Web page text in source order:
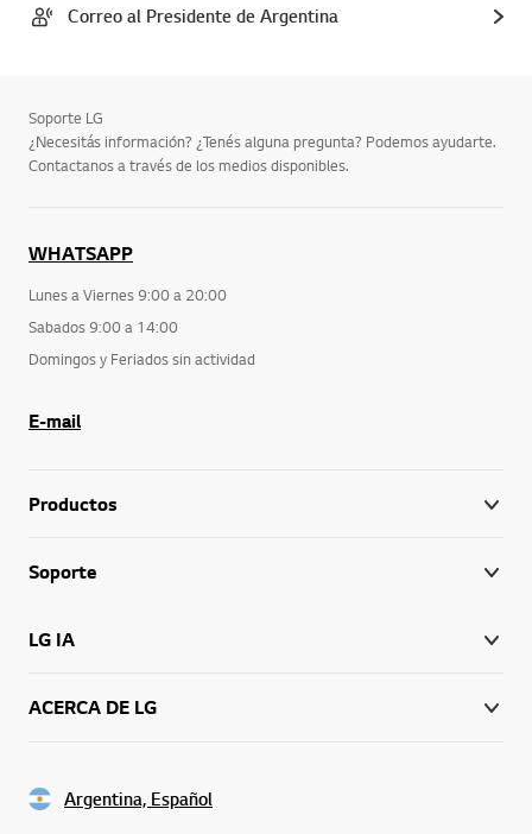
Correo al Presidente de Argentina
Soporte LG
¿Necesitás información? ¿Tenés alguna pregunta? Podemos ayudarte.
Contactanos a través de los medios disponibles.
WHATSAPP
Lunes a Viernes 9:00 a 20:00
Sabados 9:00 a 14:00
Domingos y Feriados sin actividad
E-mail
Productos
Soporte
LG IA
ACERCA DE LG
Argentina, Español